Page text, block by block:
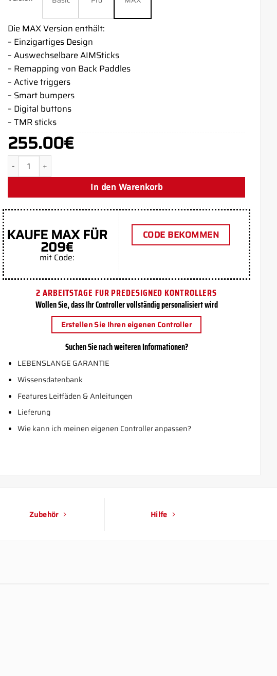
Die MAX Version enthält:
– Einzigartiges Design
– Auswechselbare AIMSticks
– Remapping von Back Paddles
– Active triggers
– Smart bumpers
– Digital buttons
– TMR sticks
255.00€
Pink Punch PS5 Aim Controller Menge
In den Warenkorb
KAUFE MAX FÜR
209€
mit Code:
CODE BEKOMMEN
2 ARBEITSTAGE FUR PREDESIGNED KONTROLLERS
Wollen Sie, dass Ihr Controller vollständig personalisiert wird
Erstellen Sie Ihren eigenen Controller
Suchen Sie nach weiteren Informationen?
LEBENSLANGE GARANTIE
Wissensdatenbank
Features Leitfäden & Anleitungen
Lieferung
Wie kann ich meinen eigenen Controller anpassen?
Zubehör Hilfe